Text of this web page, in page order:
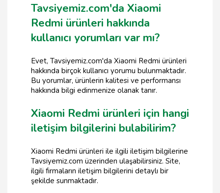
Tavsiyemiz.com'da Xiaomi
Redmi ürünleri hakkında
kullanıcı yorumları var mı?
Evet, Tavsiyemiz.com'da Xiaomi Redmi ürünleri
hakkında birçok kullanıcı yorumu bulunmaktadır.
Bu yorumlar, ürünlerin kalitesi ve performansı
hakkında bilgi edinmenize olanak tanır.
Xiaomi Redmi ürünleri için hangi
iletişim bilgilerini bulabilirim?
Xiaomi Redmi ürünleri ile ilgili iletişim bilgilerine
Tavsiyemiz.com üzerinden ulaşabilirsiniz. Site,
ilgili firmaların iletişim bilgilerini detaylı bir
şekilde sunmaktadır.